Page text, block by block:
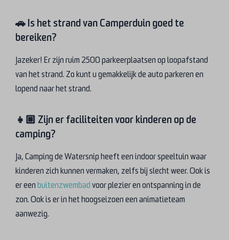
🚗 Is het strand van Camperduin goed te
bereiken?
Jazeker! Er zijn ruim 2500 parkeerplaatsen op loopafstand
van het strand. Zo kunt u gemakkelijk de auto parkeren en
lopend naar het strand.
👧🏼 Zijn er faciliteiten voor kinderen op de
camping?
Ja, Camping de Watersnip heeft een indoor speeltuin waar
kinderen zich kunnen vermaken, zelfs bij slecht weer. Ook is
er eenbuitenzwembad voor plezier en ontspanning in de
zon. Ook is er in het hoogseizoen een animatieteam
aanwezig.